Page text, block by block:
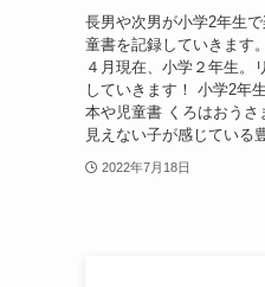
長男や次男が小学2年生
童書を記録していきます
４月現在、小学２年生。
していきます！ 小学2年
本や児童書 くろはおう
見えない子が感じている
2022年7月18日